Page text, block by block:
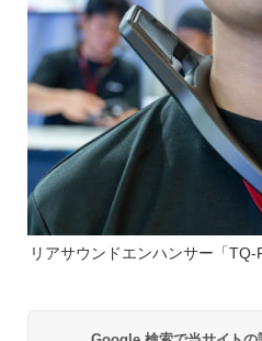
リアサウンドエンハンサー「